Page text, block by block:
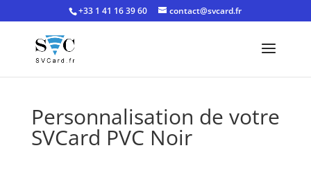
+33 1 41 16 39 60 contact@svcard.fr
Personnalisation de votre
SVCard PVC Noir